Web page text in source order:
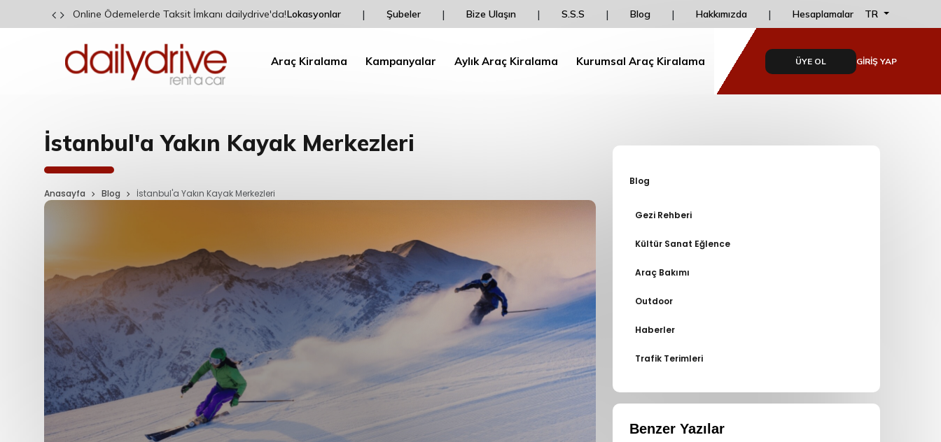
Garanti BBVA Kart Sahiplerine Özel İndirim!
İndirim Kazan!
Online Ödemelerde Taksit İmkanı dailydrive'da!
Lokasyonlar | Şubeler | Bize Ulaşın | S.S.S | Blog | Hakkımızda | Hesaplamalar TR
Araç Kiralama Kampanyalar Aylık Araç Kiralama Kurumsal Araç Kiralama ÜYE OL GİRİŞ YAP
İstanbul'a Yakın Kayak Merkezleri
Anasayfa Blog İstanbul'a Yakın Kayak Merkezleri
Blog
Gezi Rehberi
Kültür Sanat Eğlence
Araç Bakımı
Outdoor
Haberler
Trafik Terimleri
Benzer Yazılar